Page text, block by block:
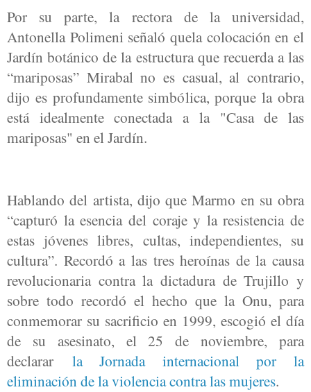
Por su parte, la rectora de la universidad,
Antonella Polimeni señaló quela colocación en el
Jardín botánico de la estructura que recuerda a las
“mariposas” Mirabal no es casual, al contrario,
dijo es profundamente simbólica, porque la obra
está idealmente conectada a la "Casa de las
mariposas" en el Jardín.
Hablando del artista, dijo que Marmo en su obra
“capturó la esencia del coraje y la resistencia de
estas jóvenes libres, cultas, independientes, su
cultura”. Recordó a las tres heroínas de la causa
revolucionaria contra la dictadura de Trujillo y
sobre todo recordó el hecho que la Onu, para
conmemorar su sacrificio en 1999, escogió el día
de su asesinato, el 25 de noviembre, para
declarar la Jornada internacional por la
eliminación de la violencia contra las mujeres.